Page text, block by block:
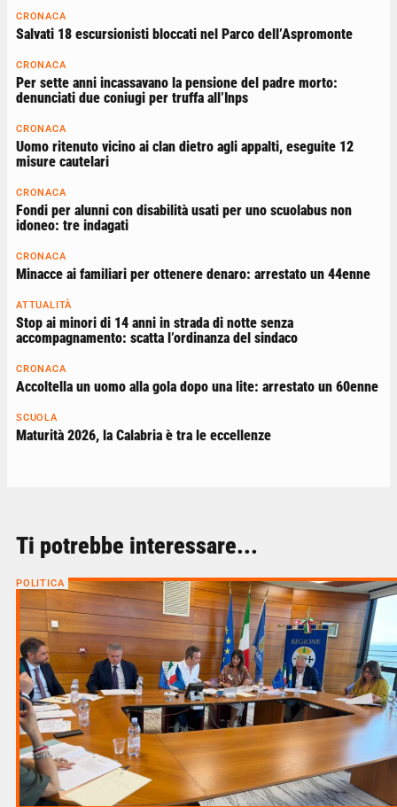
CRONACA
Salvati 18 escursionisti bloccati nel Parco dell’Aspromonte
CRONACA
Per sette anni incassavano la pensione del padre morto:
denunciati due coniugi per truffa all’Inps
CRONACA
Uomo ritenuto vicino ai clan dietro agli appalti, eseguite 12
misure cautelari
CRONACA
Fondi per alunni con disabilità usati per uno scuolabus non
idoneo: tre indagati
CRONACA
Minacce ai familiari per ottenere denaro: arrestato un 44enne
ATTUALITÀ
Stop ai minori di 14 anni in strada di notte senza
accompagnamento: scatta l’ordinanza del sindaco
CRONACA
Accoltella un uomo alla gola dopo una lite: arrestato un 60enne
SCUOLA
Maturità 2026, la Calabria è tra le eccellenze
Ti potrebbe interessare...
POLITICA